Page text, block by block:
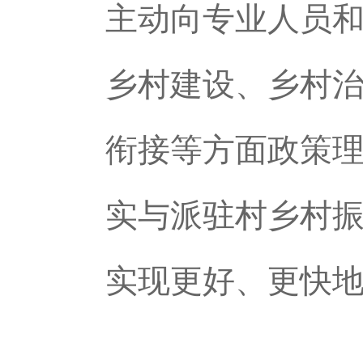
主动向专业人员
乡村建设、乡村
衔接等方面政策
实与派驻村乡村
实现更好、更快